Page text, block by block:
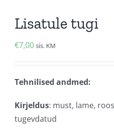
Lisatule tugi
€7,00 sis. KM
Tehnilised andmed:
Kirjeldus: must, lame,
tugevdatud